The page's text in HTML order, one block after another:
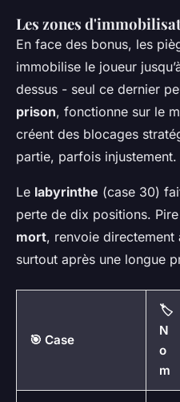
Les zones
En face des bonus, les
immobilise le joueur
dessus - seul ce dernier
prison, fonctionne sur le
créent des blocages
partie, parfois injustement.
Le labyrinthe (case 30)
perte de dix positions.
mort, renvoie
surtout après une longue
🎯 Case
🏷️
N
o
m